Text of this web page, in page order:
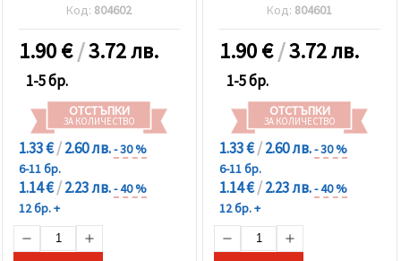
Код: 804602
1.90€/3.72 лв.
1-5 бр.
ОТСТЪПКИ
ЗА КОЛИЧЕСТВО
1.33 €/2.60 лв.- 30 %
6-11 бр.
1.14 €/2.23 лв.- 40 %
12 бр. +
Код: 804601
1.90€/3.72 лв.
1-5 бр.
ОТСТЪПКИ
ЗА КОЛИЧЕСТВО
1.33 €/2.60 лв.- 30 %
6-11 бр.
1.14 €/2.23 лв.- 40 %
12 бр. +